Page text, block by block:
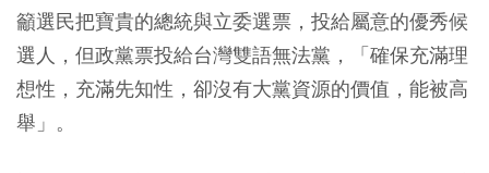
籲選民把寶貴的總統與立委選票，投給屬意的優秀候
選人，但政黨票投給台灣雙語無法黨，「確保充滿理
想性，充滿先知性，卻沒有大黨資源的價值，能被高
舉」。